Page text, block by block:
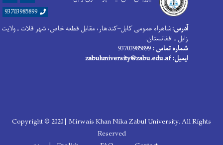
93703985899
آدرس:شاهراه عمومی کابل–کندهار، مقابل قطعه خاص، شهر قلات ـ ولایت
زابل ـ افغانستان.
شماره تماس : 93703985899
ایمیل: zabuluniversity@zabu.edu.af
Copyright © 2020 | Mirwais Khan Nika Zabul University. All Rights
Reserved